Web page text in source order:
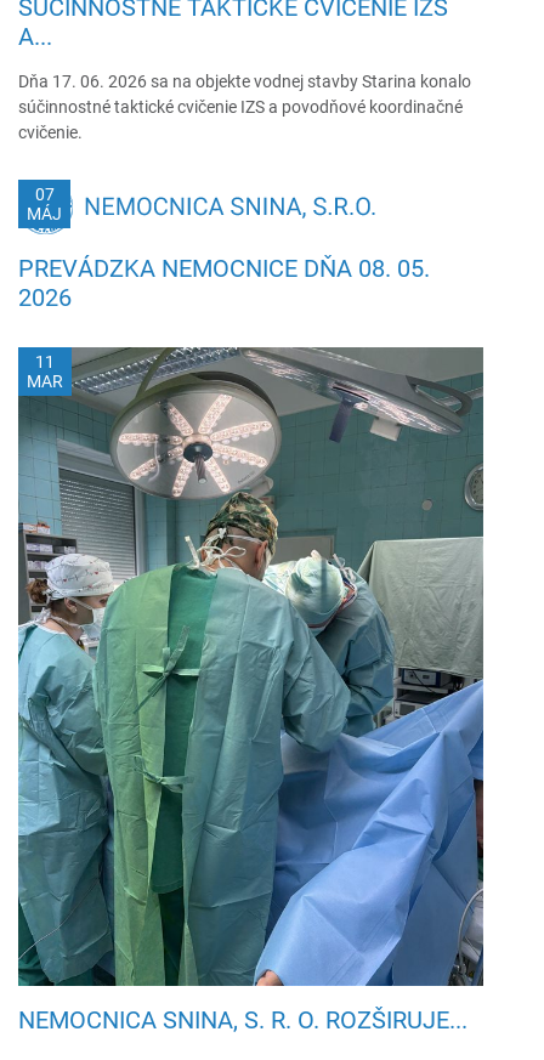
SÚČINNOSTNÉ TAKTICKÉ CVIČENIE IZS
A...
Dňa 17. 06. 2026 sa na objekte vodnej stavby Starina konalo
súčinnostné taktické cvičenie IZS a povodňové koordinačné
cvičenie.
07
MÁJ
PREVÁDZKA NEMOCNICE DŇA 08. 05.
2026
11
MAR
NEMOCNICA SNINA, S. R. O. ROZŠIRUJE...